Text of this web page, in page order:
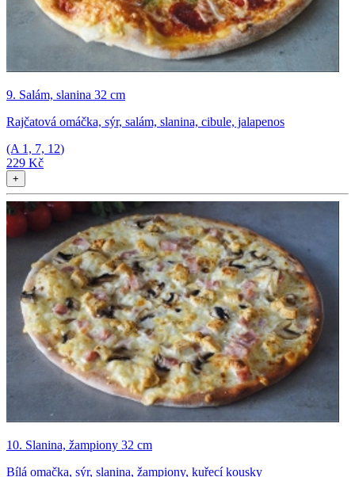
9. Salám, slanina 32 cm
Rajčatová omáčka, sýr, salám, slanina, cibule, jalapenos
(A 1, 7, 12)
229 Kč
+
10. Slanina, žampiony 32 cm
Bílá omačka, sýr, slanina, žampiony, kuřecí kousky